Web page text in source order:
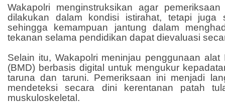
Wakapolri menginstruksikan agar
dilakukan dalam kondisi istirahat, tetapi juga
sehingga kemampuan jantung dalam
tekanan selama pendidikan dapat dievaluasi
Selain itu, Wakapolri meninjau penggunaan alat
(BMD) berbasis digital untuk mengukur
taruna dan taruni. Pemeriksaan ini menjadi
mendeteksi secara dini kerentanan patah
muskuloskeletal.